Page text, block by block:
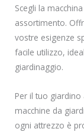
Scegli la
assortimento.
vostre esigenze
facile utilizzo,
giardinaggio.
Per il tuo
macchine da
ogni attrezzo è